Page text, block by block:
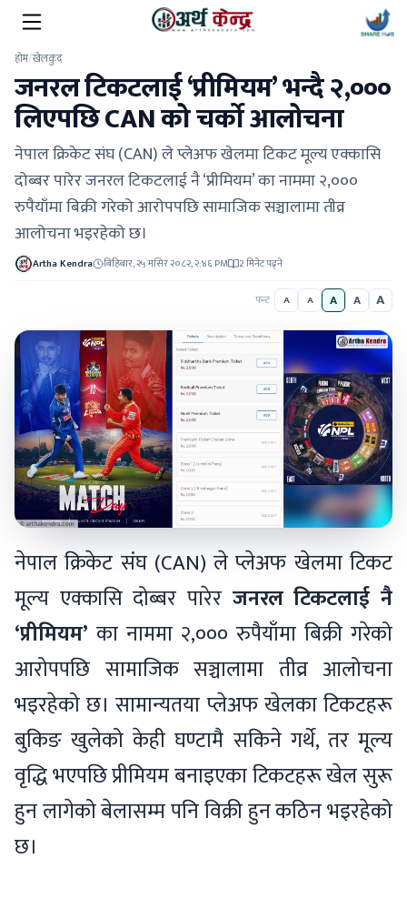
होम/खेलकुद
जनरल टिकटलाई ‘प्रीमियम’ भन्दै २,०००
लिएपछि CAN को चर्को आलोचना
नेपाल क्रिकेट संघ (CAN) ले प्लेअफ खेलमा टिकट मूल्य एक्कासि
दोब्बर पारेर जनरल टिकटलाई नै ‘प्रीमियम’ का नाममा २,०००
रुपैयाँमा बिक्री गरेको आरोपपछि सामाजिक सञ्चालामा तीव्र
आलोचना भइरहेको छ।
Artha Kendra बिहिबार, २५ मंसिर २०८२, २:४६ PM 2 मिनेट पढ्ने
फन्ट A A A A A
नेपाल क्रिकेट संघ (CAN) ले प्लेअफ खेलमा टिकट
मूल्य एक्कासि दोब्बर पारेर जनरल टिकटलाई नै
‘प्रीमियम’ का नाममा २,००० रुपैयाँमा बिक्री गरेको
आरोपपछि सामाजिक सञ्चालामा तीव्र आलोचना
भइरहेको छ। सामान्यतया प्लेअफ खेलका टिकटहरू
बुकिङ खुलेको केही घण्टामै सकिने गर्थे, तर मूल्य
वृद्धि भएपछि प्रीमियम बनाइएका टिकटहरू खेल सुरू
हुन लागेको बेलासम्म पनि विक्री हुन कठिन भइरहेको
छ।